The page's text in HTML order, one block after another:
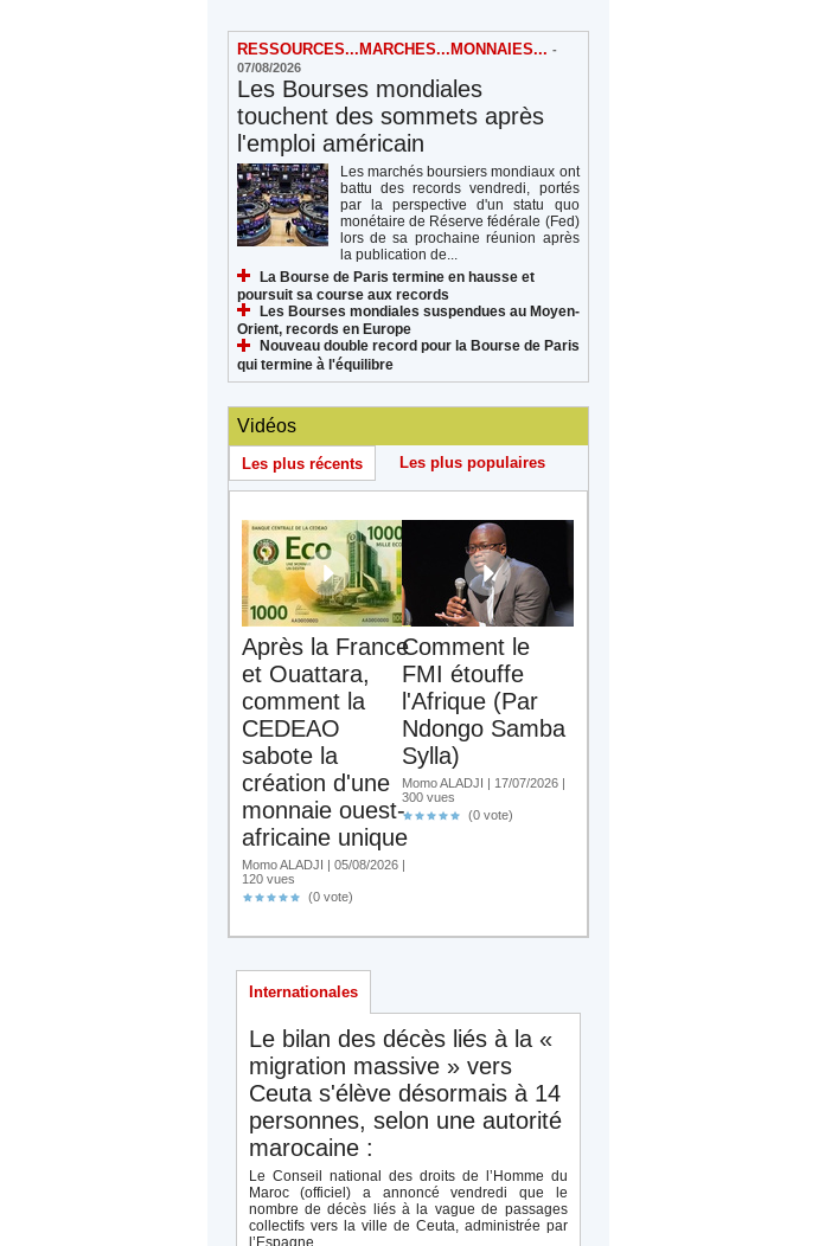
RESSOURCES...MARCHES...MONNAIES... -
07/08/2026
Les Bourses mondiales
touchent des sommets après
l'emploi américain
Les marchés boursiers mondiaux ont
battu des records vendredi, portés
par la perspective d'un statu quo
monétaire de Réserve fédérale (Fed)
lors de sa prochaine réunion après
la publication de...
La Bourse de Paris termine en hausse et
poursuit sa course aux records
Les Bourses mondiales suspendues au Moyen-
Orient, records en Europe
Nouveau double record pour la Bourse de Paris
qui termine à l'équilibre
Vidéos
Les plus récents Les plus populaires
Après la France
et Ouattara,
comment la
CEDEAO
sabote la
création d'une
monnaie ouest-
africaine unique
Momo ALADJI | 05/08/2026 |
120 vues
(0 vote)
Comment le
FMI étouffe
l'Afrique (Par
Ndongo Samba
Sylla)
Momo ALADJI | 17/07/2026 |
300 vues
(0 vote)
Internationales
Le bilan des décès liés à la «
migration massive » vers
Ceuta s'élève désormais à 14
personnes, selon une autorité
marocaine :
Le Conseil national des droits de l’Homme du
Maroc (officiel) a annoncé vendredi que le
nombre de décès liés à la vague de passages
collectifs vers la ville de Ceuta, administrée par